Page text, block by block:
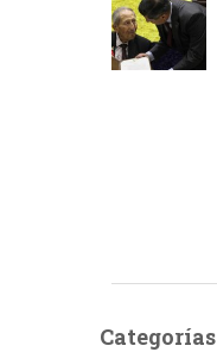
Categorías